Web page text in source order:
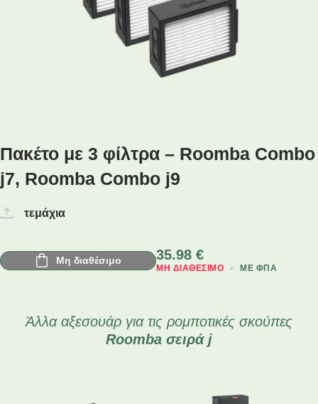
Πακέτο με 3 φίλτρα – Roomba Combo
j7, Roomba Combo j9
τεμάχια
Μη διαθέσιμο 35.98 €
ΜΕ ΦΠΑ
ΜΗ ΔΙΑΘΈΣΙΜΟ
Άλλα αξεσουάρ για τις ρομποτικές σκούπες
Roomba σειρά j